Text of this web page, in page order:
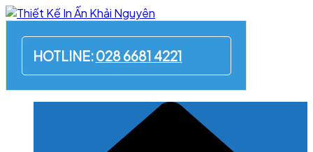
Skip
content
HOTLINE:028 6681 4221